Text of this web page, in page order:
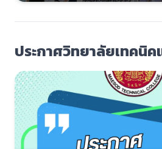
ประกาศวิทยาลัยเทคนิ